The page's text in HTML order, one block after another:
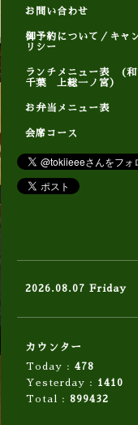
お問い合わせ
御予約について／キャ
リシー
ランチメニュー表 (
千葉 上総一ノ宮）
お弁当メニュー表
会席コース
2026.08.07 Friday
カウンター
Today : 478
Yesterday : 1410
Total : 899432